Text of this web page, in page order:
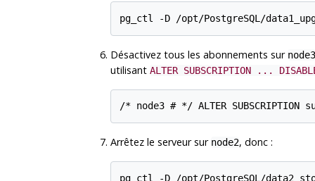
Désactivez tous les abonnements sur node3
utilisant ALTER SUBSCRIPTION ...
Arrêtez le serveur sur node2, donc :